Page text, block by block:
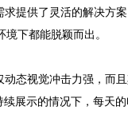
提供了灵活的解决方
下都能脱颖而出。
态视觉冲击力强，而
展示的情况下，每天